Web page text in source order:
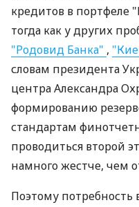
кредитов в портфеле
тогда как у других
"Родовид Банка" ,
словам президента
центра Александра
формированию
стандартам
проводиться второй
намного жестче, чем
Поэтому потребность